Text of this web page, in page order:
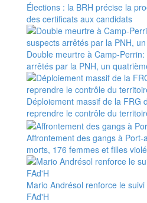
Élections : la BRH précise la
des certificats aux candidats
Double meurtre à Camp-
arrêtés par la PNH, un
Déploiement massif de la FRG
reprendre le contrôle du
Affrontement des gangs à
morts, 176 femmes et filles
Mario Andrésol renforce le
FAd'H